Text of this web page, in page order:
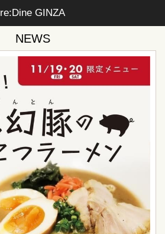
re:Dine GINZA
NEWS